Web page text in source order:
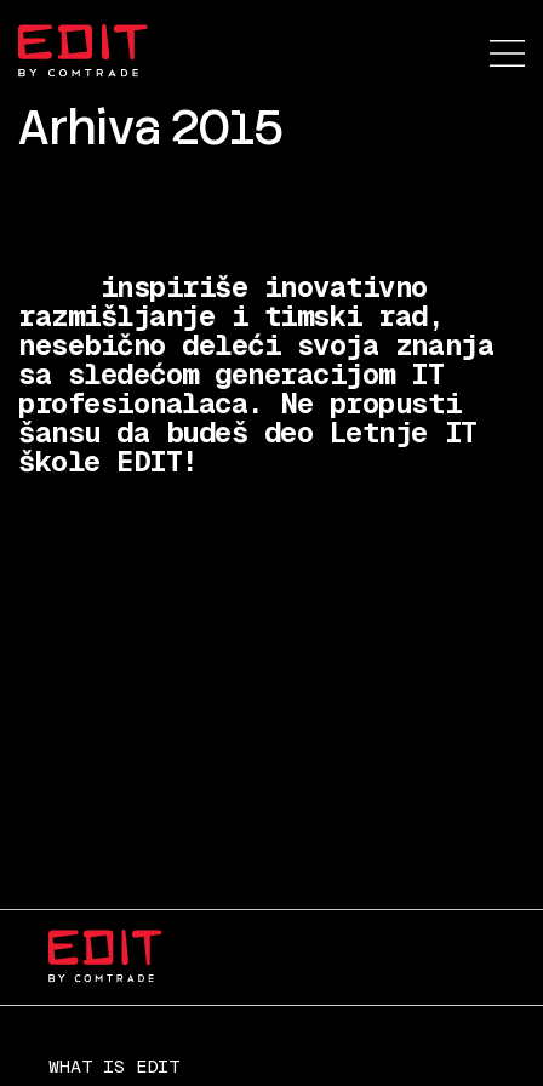
Arhiva 2015
inspiriše inovativno
razmišljanje i timski rad,
nesebično deleći svoja znanja
sa sledećom generacijom IT
profesionalaca. Ne propusti
šansu da budeš deo Letnje IT
škole EDIT!
WHAT IS EDIT